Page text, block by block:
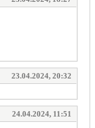
23.04.2024, 20:32
24.04.2024, 11:51